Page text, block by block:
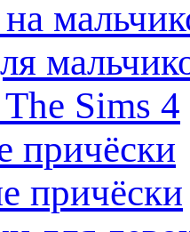
Sims 4
причёски
причёски